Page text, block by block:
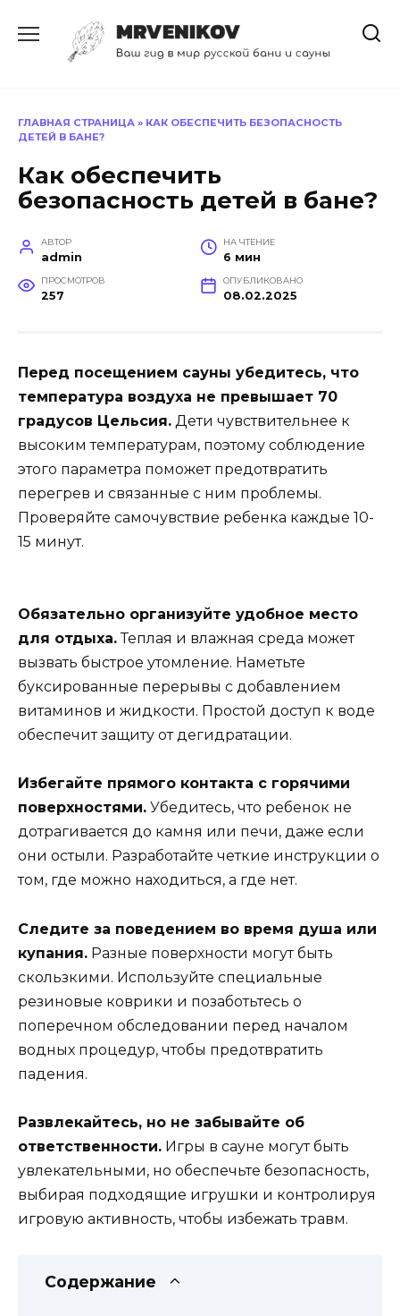
содержанию
ГЛАВНАЯ СТРАНИЦА » КАК ОБЕСПЕЧИТЬ БЕЗОПАСНОСТЬ
ДЕТЕЙ В БАНЕ?
Как обеспечить
безопасность детей в бане?
АВТОР
admin
НА ЧТЕНИЕ
6 мин
ПРОСМОТРОВ
257
ОПУБЛИКОВАНО
08.02.2025
Перед посещением сауны убедитесь, что
температура воздуха не превышает 70
градусов Цельсия. Дети чувствительнее к
высоким температурам, поэтому соблюдение
этого параметра поможет предотвратить
перегрев и связанные с ним проблемы.
Проверяйте самочувствие ребенка каждые 10-
15 минут.
Обязательно организуйте удобное место
для отдыха.Теплая и влажная среда может
вызвать быстрое утомление. Наметьте
буксированные перерывы с добавлением
витаминов и жидкости. Простой доступ к воде
обеспечит защиту от дегидратации.
Избегайте прямого контакта с горячими
поверхностями. Убедитесь, что ребенок не
дотрагивается до камня или печи, даже если
они остыли. Разработайте четкие инструкции о
том, где можно находиться, а где нет.
Следите за поведением во время душа или
купания. Разные поверхности могут быть
скользкими. Используйте специальные
резиновые коврики и позаботьтесь о
поперечном обследовании перед началом
водных процедур, чтобы предотвратить
падения.
Развлекайтесь, но не забывайте об
ответственности. Игры в сауне могут быть
увлекательными, но обеспечьте безопасность,
выбирая подходящие игрушки и контролируя
игровую активность, чтобы избежать травм.
Содержание